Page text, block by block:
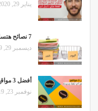
يناير 29, 2020
7 نصائح هتساعدك تتخلص من عادة ” التسويف “
ديسمبر 29, 2019
أفضل 3 مواقع بأفكار مبتكرة لتعلم أي لغة جديدة
نوفمبر 23, 2019